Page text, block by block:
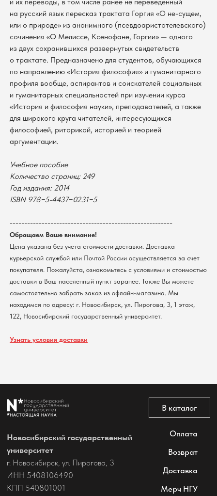
на русский язык пересказ трактата Горгия «О не-сущем,
или о природе» из анонимного (псевдоаристотелевского)
сочинения «О Мелиссе, Ксенофане, Горгии» — одного
из двух сохранившихся развернутых свидетельств
о трактате. Предназначено для студентов, обучающихся
по направлению «История философия» и гуманитарного
профиля вообще, аспирантов и соискателей социальных
и гуманитарных специальностей при изучении курса
«История и философия науки», преподавателей, а также
для широкого круга читателей, интересующихся
философией, риторикой, историей и теорией
аргументации.
Учебное пособие
Количество страниц: 249
Год издания: 2014
ISBN 978−5-4437−0231−5
--------------------------------------------------------
Обращаем Ваше внимание!
Цена указана без учета стоимости доставки. Доставка
курьерской службой или Почтой России осуществляется за счет
покупателя. Пожалуйста, ознакомьтесь с условиями и стоимостью
доставки в Ваш населенный пункт заранее. Также Вы можете
самостоятельно забрать заказ из офлайн-магазина. Мы
находимся по адресу: г. Новосибирск, ул. Пирогова, 3, 1 этаж,
122, Новосибирский государственный университет.
Узнать условия доставки
В каталог
@2026 Новосибирский государственный университет.
Все права защищены
пользователей сайта
Новосибирский государственный
г. Новосибирск, ул. Пирогова, 3
КПП 540801001